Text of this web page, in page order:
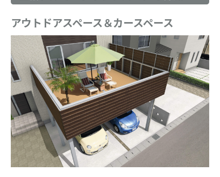
アウトドアスペース＆カースペース